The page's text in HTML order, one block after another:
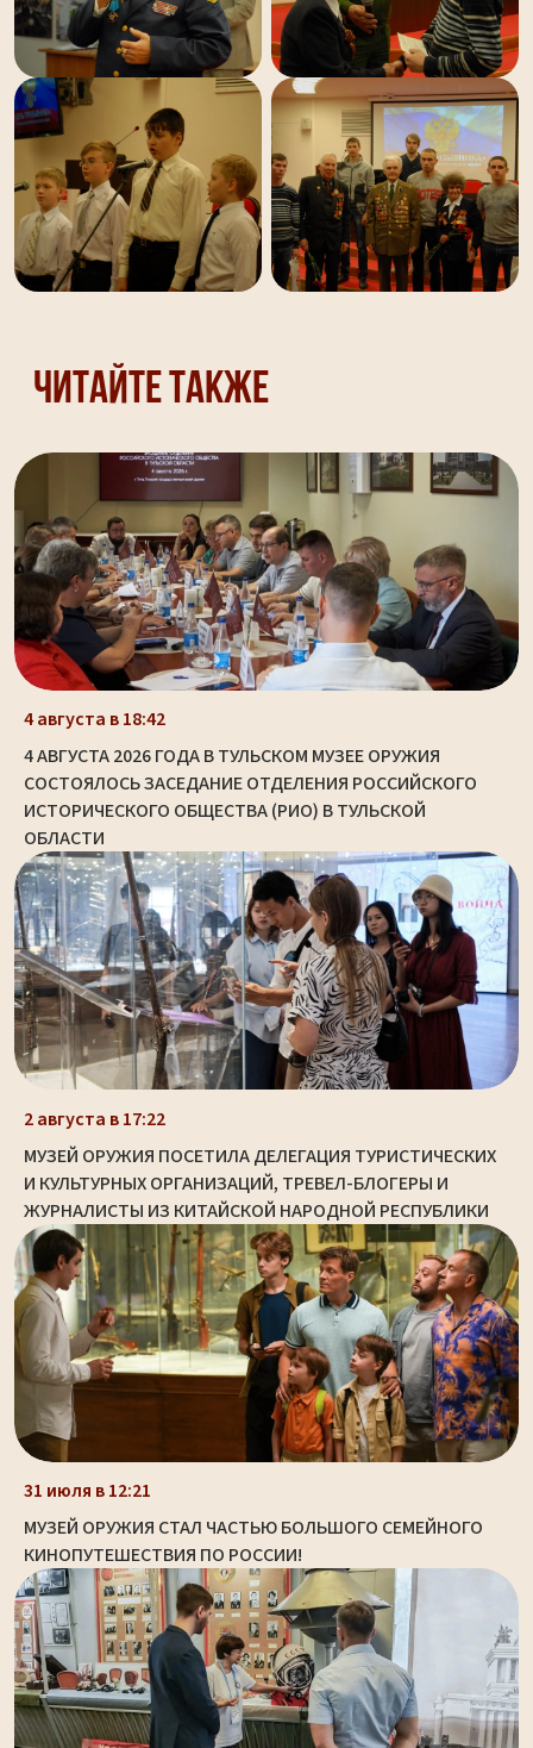
Читайте также
4 августа в 18:42
4 АВГУСТА 2026 ГОДА В ТУЛЬСКОМ МУЗЕЕ ОРУЖИЯ
СОСТОЯЛОСЬ ЗАСЕДАНИЕ ОТДЕЛЕНИЯ РОССИЙСКОГО
ИСТОРИЧЕСКОГО ОБЩЕСТВА (РИО) В ТУЛЬСКОЙ
ОБЛАСТИ
2 августа в 17:22
МУЗЕЙ ОРУЖИЯ ПОСЕТИЛА ДЕЛЕГАЦИЯ ТУРИСТИЧЕСКИХ
И КУЛЬТУРНЫХ ОРГАНИЗАЦИЙ, ТРЕВЕЛ-БЛОГЕРЫ И
ЖУРНАЛИСТЫ ИЗ КИТАЙСКОЙ НАРОДНОЙ РЕСПУБЛИКИ
31 июля в 12:21
МУЗЕЙ ОРУЖИЯ СТАЛ ЧАСТЬЮ БОЛЬШОГО СЕМЕЙНОГО
КИНОПУТЕШЕСТВИЯ ПО РОССИИ!